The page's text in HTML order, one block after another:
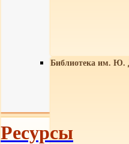
Библиотека им. Ю.
Ресурсы